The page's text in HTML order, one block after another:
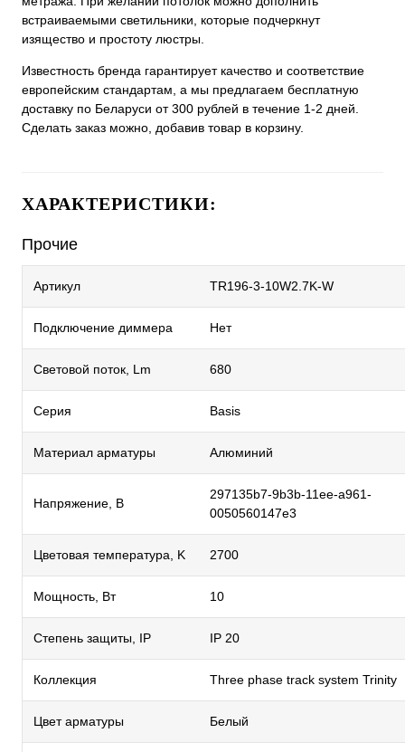
встраиваемыми светильники, которые подчеркнут
изящество и простоту люстры.
Известность бренда гарантирует качество и соответствие
европейским стандартам, а мы предлагаем бесплатную
доставку по Беларуси от 300 рублей в течение 1-2 дней.
Сделать заказ можно, добавив товар в корзину.
ХАРАКТЕРИСТИКИ:
Прочие
Артикул TR196-3-10W2.7K-W
Подключение диммера Нет
Световой поток, Lm 680
Серия Basis
Материал арматуры Алюминий
Напряжение, В
297135b7-9b3b-11ee-a961-
0050560147e3
Цветовая температура, K 2700
Мощность, Вт 10
Степень защиты, IP IP 20
Коллекция Three phase track system Trinity
Цвет арматуры Белый